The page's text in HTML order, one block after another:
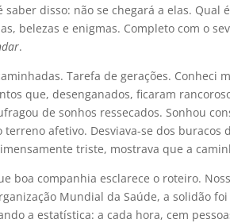
disso: não se chegará a elas. Qual
belezas e enigmas. Completo com o
.
Tarefa de gerações. Conheci
que, desenganados, ficaram
de sonhos ressecados. Sonhou
afetivo. Desviava-se dos
triste, mostrava que a
boa companhia esclarece o roteiro.
Mundial da Saúde, a solidão
a estatística: a cada hora, cem